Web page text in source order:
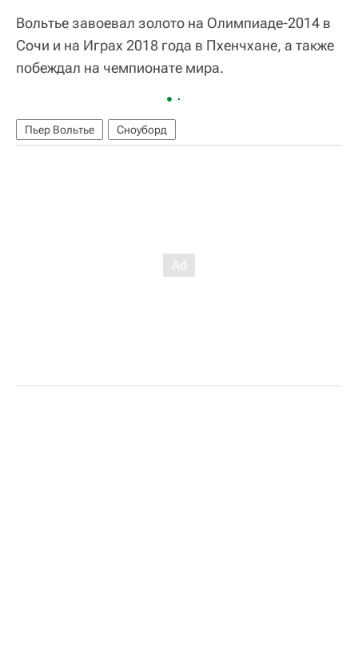
Вольтье завоевал золото на Олимпиаде-2014 в
Сочи и на Играх 2018 года в Пхенчхане, а также
побеждал на чемпионате мира.
Пьер Вольтье Сноуборд